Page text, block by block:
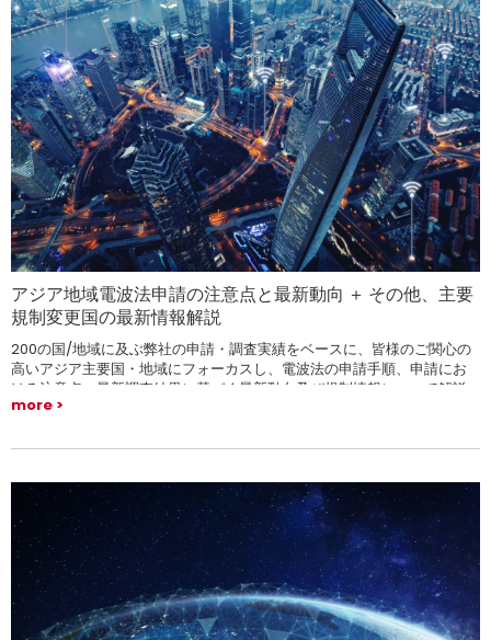
アジア地域電波法申請の注意点と最新動向 ＋ その他、主要
規制変更国の最新情報解説
200の国/地域に及ぶ弊社の申請・調査実績をベースに、皆様のご関心の
高いアジア主要国・地域にフォーカスし、電波法の申請手順、申請にお
ける注意点、最新調査結果に基づく最新動向及び規制情報について解説
いたします。ぜひ情報整理にお役立て下さい。
more